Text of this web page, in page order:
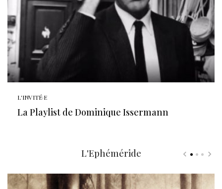
L'INVITÉ·E
La Playlist de Dominique Issermann
L'Ephéméride